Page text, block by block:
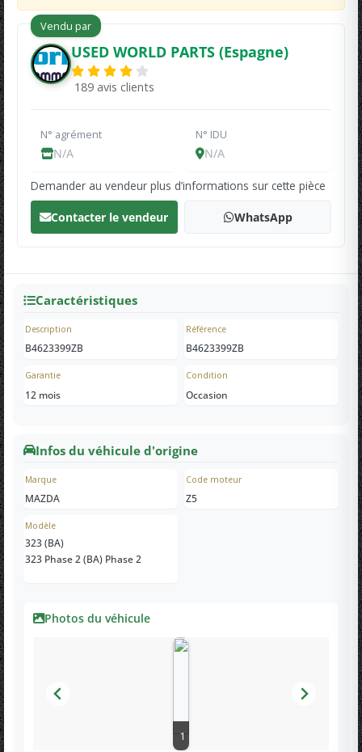
Vendu par
USED WORLD PARTS (Espagne)
189 avis clients
N° agrément
N/A
N° IDU
N/A
Demander au vendeur plus d’informations sur cette pièce
Contacter le vendeur WhatsApp
Caractéristiques
Description
B4623399ZB
Référence
B4623399ZB
Garantie
12 mois
Condition
Occasion
Infos du véhicule d'origine
Marque
MAZDA
Code moteur
Z5
Modèle
323 (BA)
323 Phase 2 (BA) Phase 2
Photos du véhicule
1